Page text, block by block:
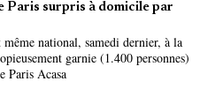
Paris surpris à domicile par
national, samedi dernier, à la
garnie (1.400 personnes)
Paris Acasa